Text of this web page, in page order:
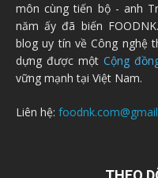
môn cùng tiến bộ - anh
năm ấy đã biến
blog uy tín về Công nghệ
dựng được một Cộng
vững mạnh tại Việt Nam.
Liên hệ: